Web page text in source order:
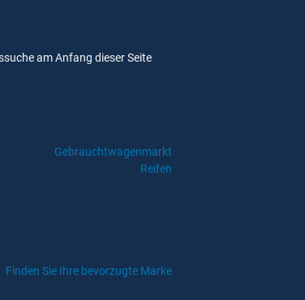
am Anfang dieser Seite
Gebrauchtwagenmarkt
Reifen
Finden Sie Ihre bevorzugte Marke